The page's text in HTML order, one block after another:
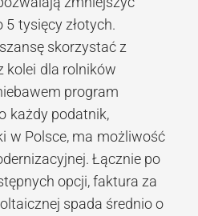
tysięcy złotych.
skorzystać z
kolei dla rolników
program
każdy podatnik,
w Polsce, ma możliwość
Łącznie po
opcji, faktura za
spada średnio o